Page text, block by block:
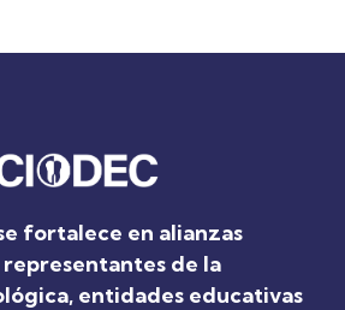
fortalece en alianzas
de la
entidades educativas